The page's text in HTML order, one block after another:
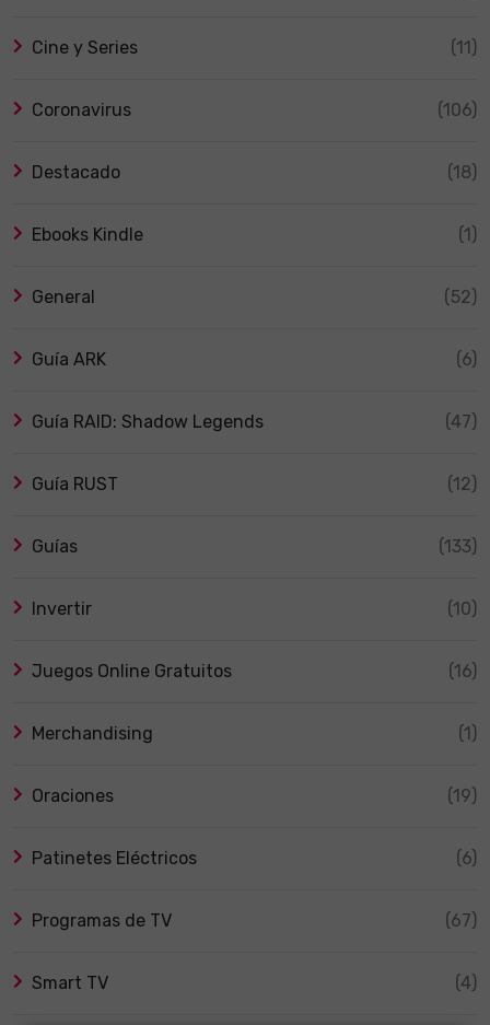
Cine y Series (11)
Coronavirus (106)
Destacado (18)
Ebooks Kindle (1)
General (52)
Guía ARK (6)
Guía RAID: Shadow Legends (47)
Guía RUST (12)
Guías (133)
Invertir (10)
Juegos Online Gratuitos (16)
Merchandising (1)
Oraciones (19)
Patinetes Eléctricos (6)
Programas de TV (67)
Smart TV (4)